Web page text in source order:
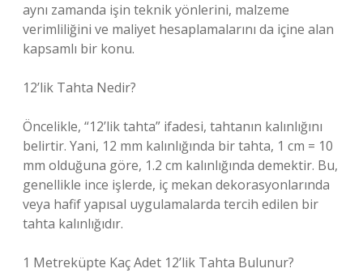
aynı zamanda işin teknik yönlerini, malzeme
verimliliğini ve maliyet hesaplamalarını da içine alan
kapsamlı bir konu.
12’lik Tahta Nedir?
Öncelikle, “12’lik tahta” ifadesi, tahtanın kalınlığını
belirtir. Yani, 12 mm kalınlığında bir tahta, 1 cm = 10
mm olduğuna göre, 1.2 cm kalınlığında demektir. Bu,
genellikle ince işlerde, iç mekan dekorasyonlarında
veya hafif yapısal uygulamalarda tercih edilen bir
tahta kalınlığıdır.
1 Metreküpte Kaç Adet 12’lik Tahta Bulunur?